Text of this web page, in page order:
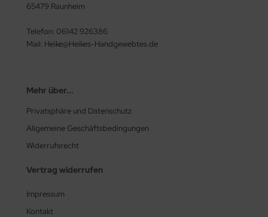
65479 Raunheim
Telefon: 06142 926386
Mail: Heike@Heikes-Handgewebtes.de
Mehr über...
Privatsphäre und Datenschutz
Allgemeine Geschäftsbedingungen
Widerrufsrecht
Vertrag widerrufen
Impressum
Kontakt